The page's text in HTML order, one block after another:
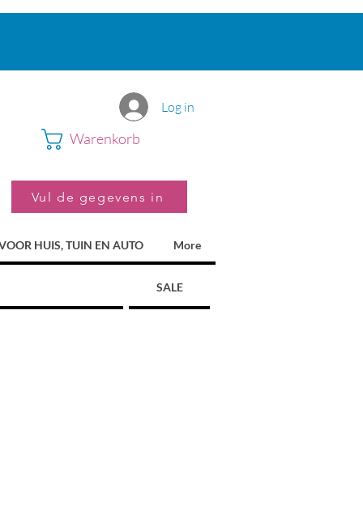
Log in
Warenkorb
Vul de gegevens in
HUIS, TUIN EN AUTO More
SALE